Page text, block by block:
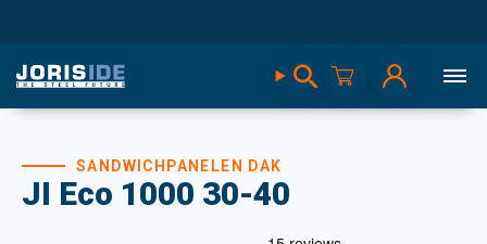
JI Eco 1000 30-40
SANDWICHPANELEN DAK